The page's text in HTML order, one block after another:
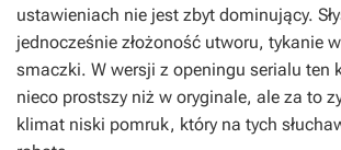
ustawieniach nie jest zbyt dominujący.
jednocześnie złożoność utworu, tykanie
smaczki. W wersji z openingu serialu ten
nieco prostszy niż w oryginale, ale za to
klimat niski pomruk, który na tych